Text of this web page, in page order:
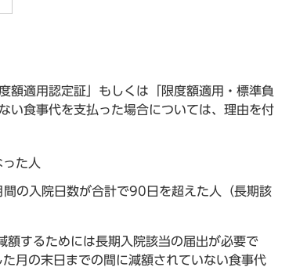
額適用認定証」もしくは「限度額適用・標準負
い食事代を支払った場合については、理由を付
た人
の入院日数が合計で90日を超えた人（長期該
額するためには長期入院該当の届出が必要で
月の末日までの間に減額されていない食事代